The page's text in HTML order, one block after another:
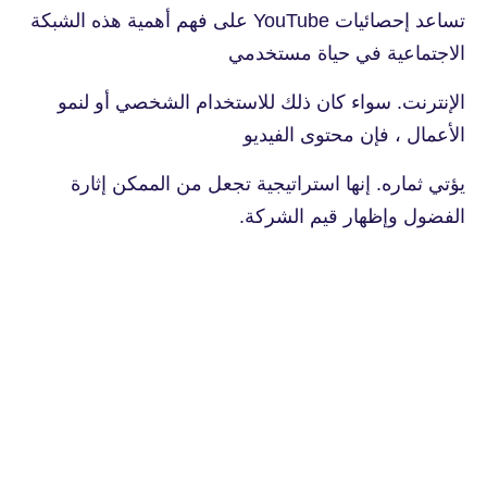
تساعد إحصائيات YouTube على فهم أهمية هذه الشبكة
الاجتماعية في حياة مستخدمي
الإنترنت. سواء كان ذلك للاستخدام الشخصي أو لنمو
الأعمال ، فإن محتوى الفيديو
يؤتي ثماره. إنها استراتيجية تجعل من الممكن إثارة
الفضول وإظهار قيم الشركة.